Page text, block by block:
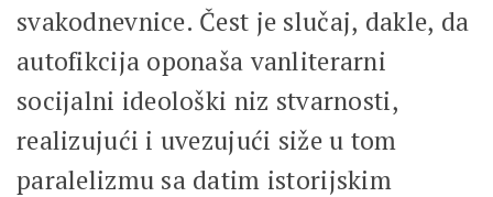
svakodnevnice. Čest je slučaj, dakle, da
autofikcija oponaša vanliterarni
socijalni ideološki niz stvarnosti,
realizujući i uvezujući siže u tom
paralelizmu sa datim istorijskim